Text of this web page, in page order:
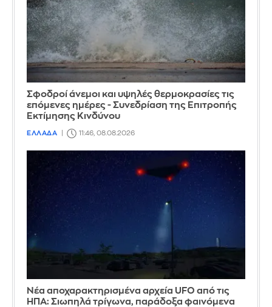
Σφοδροί άνεμοι και υψηλές θερμοκρασίες τις
επόμενες ημέρες - Συνεδρίαση της Επιτροπής
Εκτίμησης Κινδύνου
ΕΛΛΑΔΑ 11:46, 08.08.2026
Νέα αποχαρακτηρισμένα αρχεία UFO από τις
ΗΠΑ: Σιωπηλά τρίγωνα, παράδοξα φαινόμενα